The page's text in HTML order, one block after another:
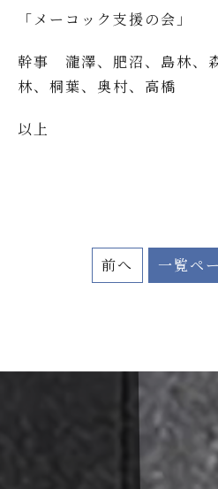
「メーコック支援の会」
幹事 瀧澤、肥沼、島林、
林、桐葉、奥村、高橋
以上
前へ 一覧ペ